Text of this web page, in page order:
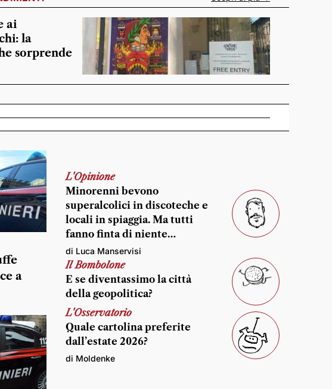
ai
la
sorprende
a
L'Opinione
Minorenni bevono
superalcolici in discoteche e
locali in spiaggia. Ma tutti
fanno finta di niente…
di Luca Manservisi
Il Bombolone
E se diventassimo la città
della geopolitica?
L'Osservatorio
Quale cartolina preferite
dall’estate 2026?
di Moldenke